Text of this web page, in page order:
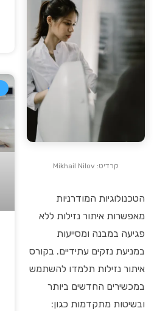
קרדיט: Mikhail Nilov
הטכנולוגיות המודרניות
מאפשרות איתור נזילות ללא
פגיעה במבנה ומסייעות
במניעת נזקים עתידיים. בקורס
איתור נזילות תלמדו להשתמש
במכשירים החדשים ביותר
ובשיטות מתקדמות כגון: